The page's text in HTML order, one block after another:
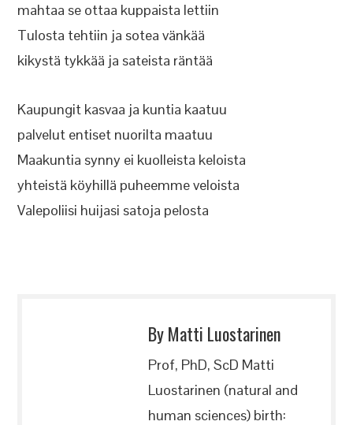
mahtaa se ottaa kuppaista lettiin
Tulosta tehtiin ja sotea vänkää
kikystä tykkää ja sateista räntää
Kaupungit kasvaa ja kuntia kaatuu
palvelut entiset nuorilta maatuu
Maakuntia synny ei kuolleista keloista
yhteistä köyhillä puheemme veloista
Valepoliisi huijasi satoja pelosta
By Matti Luostarinen
Prof, PhD, ScD Matti
Luostarinen (natural and
human sciences) birth: